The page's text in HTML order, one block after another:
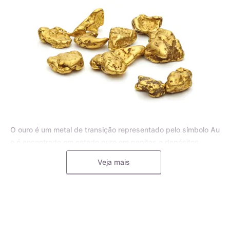
Veja mais
O ouro é um metal de transição representado pelo símbolo Au
aluviais, bem como em pequenas inclusões em rochas
metamórficas e minerais, como o quartzo. Para joias, o ouro